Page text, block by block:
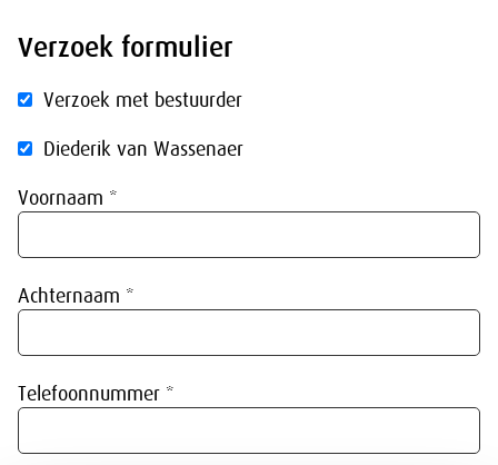
Verzoek formulier
Verzoek met bestuurder
Diederik van Wassenaer
Voornaam *
Achternaam *
Telefoonnummer *